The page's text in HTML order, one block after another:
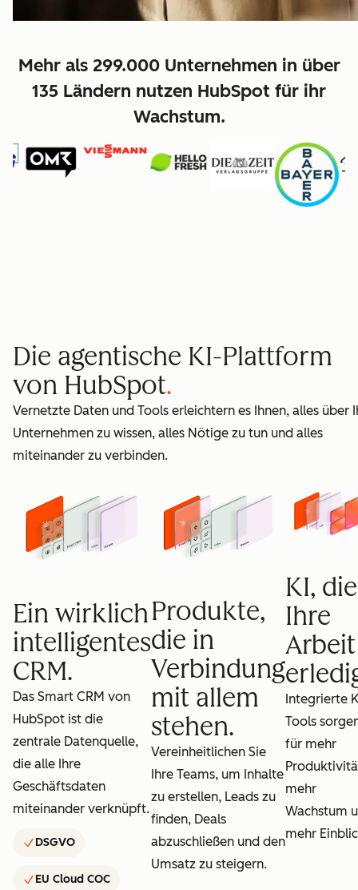
Mehr als 299.000 Unternehmen in über
135 Ländern nutzen HubSpot für ihr
Wachstum.
Die agentische KI-Plattform
von HubSpot
Vernetzte Daten und Tools erleichtern es Ihnen, alles über
Unternehmen zu wissen, alles Nötige zu tun und alles
miteinander zu verbinden.
Ein wirklich
intelligentes
CRM.
Das Smart CRM von
HubSpot ist die
zentrale Datenquelle,
die alle Ihre
Geschäftsdaten
miteinander verknüpft.
DSGVO
EU Cloud COC
Produkte,
die in
Verbindung
mit allem
stehen.
Vereinheitlichen Sie
Ihre Teams, um Inhalte
zu erstellen, Leads zu
finden, Deals
abzuschließen und den
Umsatz zu steigern.
KI, die
Ihre
Arbeit
Integrierte
Tools
für mehr
mehr
Wachstum
mehr